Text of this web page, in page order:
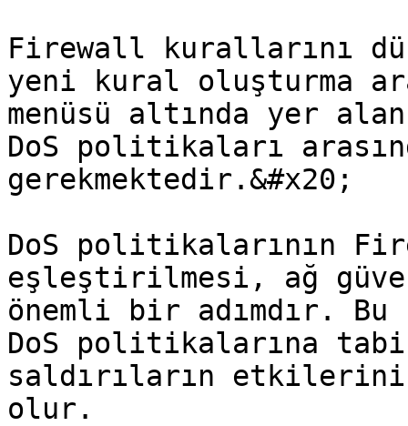
Firewall kurallarını
yeni kural oluşturma
menüsü altında yer
DoS politikaları
gerekmektedir.&#x20;
DoS politikalarının
eşleştirilmesi, ağ
önemli bir adımdır.
DoS politikalarına
saldırıların etkilerinin
olur.